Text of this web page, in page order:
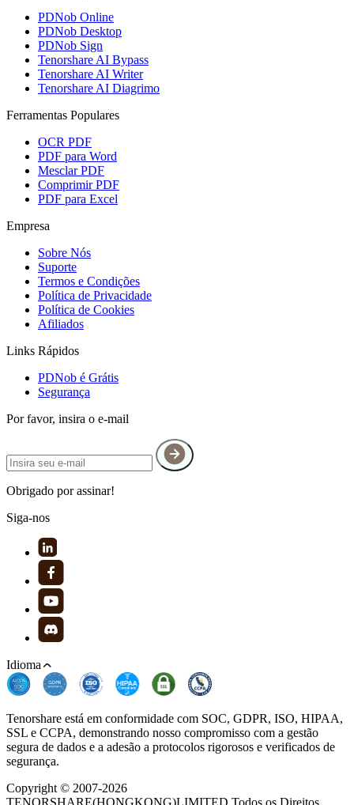
PDNob Online
PDNob Desktop
PDNob Sign
Tenorshare AI Bypass
Tenorshare AI Writer
Tenorshare AI Diagrimo
Ferramentas Populares
OCR PDF
PDF para Word
Mesclar PDF
Comprimir PDF
PDF para Excel
Empresa
Sobre Nós
Suporte
Termos e Condições
Política de Privacidade
Política de Cookies
Afiliados
Links Rápidos
PDNob é Grátis
Segurança
Por favor, insira o e-mail
Obrigado por assinar!
Siga-nos
Idioma
Tenorshare está em conformidade com SOC, GDPR, ISO, HIPAA,
SSL e CCPA, demonstrando nosso compromisso com a gestão
segura de dados e a adesão a protocolos rigorosos e verificados de
segurança.
Copyright © 2007-2026
TENORSHARE(HONGKONG)LIMITED Todos os Direitos